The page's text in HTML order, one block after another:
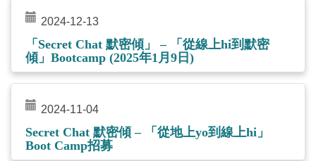
2024-12-13
「Secret Chat 默密傾」 – 「從線上hi到默密
傾」Bootcamp (2025年1月9日)
2024-11-04
Secret Chat 默密傾 – 「從地上yo到線上hi」
Boot Camp招募